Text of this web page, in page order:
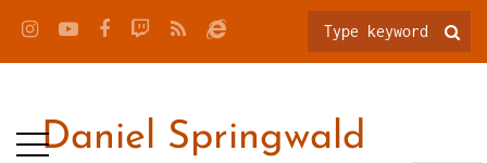
Daniel Springwald